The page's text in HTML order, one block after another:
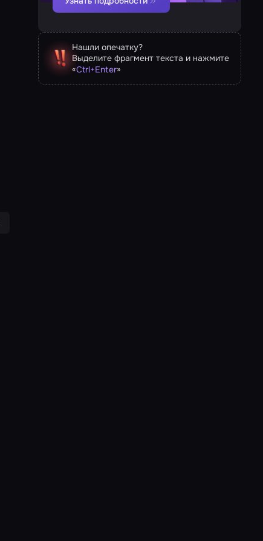
Нашли опечатку?
Выделите фрагмент текста и нажмите
«Ctrl+Enter»